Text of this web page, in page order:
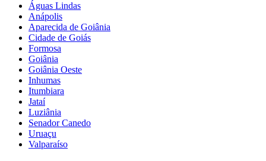
Águas Lindas
Anápolis
Aparecida de Goiânia
Cidade de Goiás
Formosa
Goiânia
Goiânia Oeste
Inhumas
Itumbiara
Jataí
Luziânia
Senador Canedo
Uruaçu
Valparaíso